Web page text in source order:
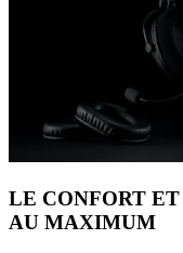
LE CONFORT ET
AU MAXIMUM